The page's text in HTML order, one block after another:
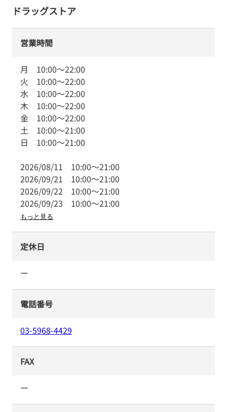
ドラッグストア
営業時間
月 10:00～22:00
火 10:00～22:00
水 10:00～22:00
木 10:00～22:00
金 10:00～22:00
土 10:00～21:00
日 10:00～21:00
2026/08/11 10:00～21:00
2026/09/21 10:00～21:00
2026/09/22 10:00～21:00
2026/09/23 10:00～21:00
もっと見る
定休日
ー
電話番号
03-5968-4429
FAX
ー